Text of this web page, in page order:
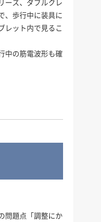
、歩行中に装具に
レット内で見るこ
中の筋電波形も確
問題点「調整にか